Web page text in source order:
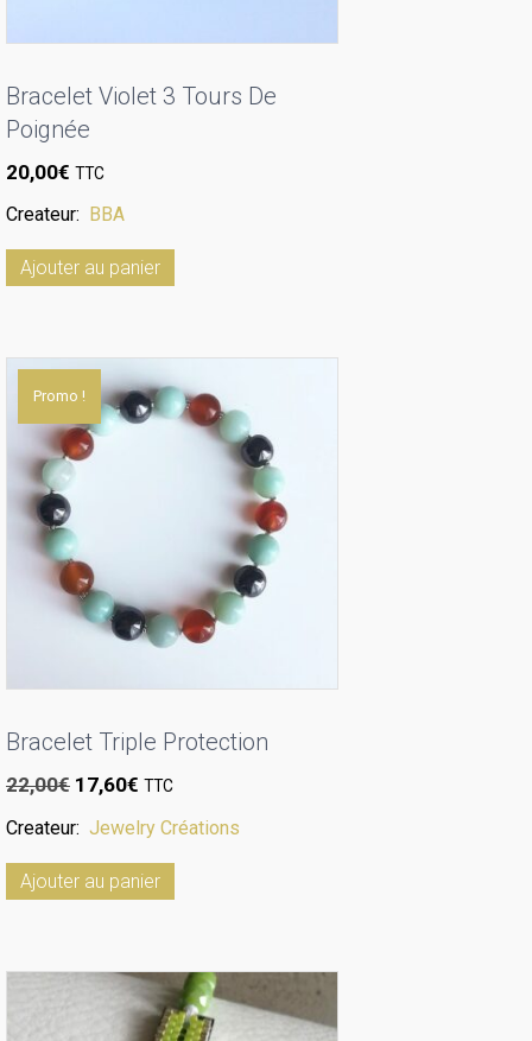
Bracelet Violet 3 Tours De
Poignée
20,00€ TTC
Createur: BBA
Ajouter au panier
Promo !
Bracelet Triple Protection
22,00€ Le
initial
était :
22,00€.
17,60€ Le
actuel
est :
17,60€.
TTC
Createur: Jewelry Créations
Ajouter au panier